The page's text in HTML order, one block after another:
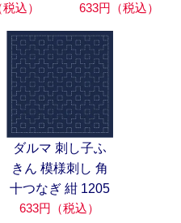
込）
633円（税込）
ダルマ 刺し子ふ
きん 模様刺し 角
十つなぎ 紺 1205
633円（税込）